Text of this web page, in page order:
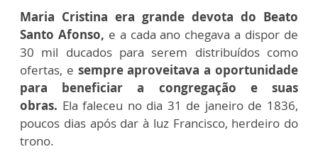
Maria Cristina era grande devota do Beato
Santo Afonso, e a cada ano chegava a dispor de
30 mil ducados para serem distribuídos como
ofertas, e sempre aproveitava a oportunidade
para beneficiar a congregação e suas
obras. Ela faleceu no dia 31 de janeiro de 1836,
poucos dias após dar à luz Francisco, herdeiro do
trono.